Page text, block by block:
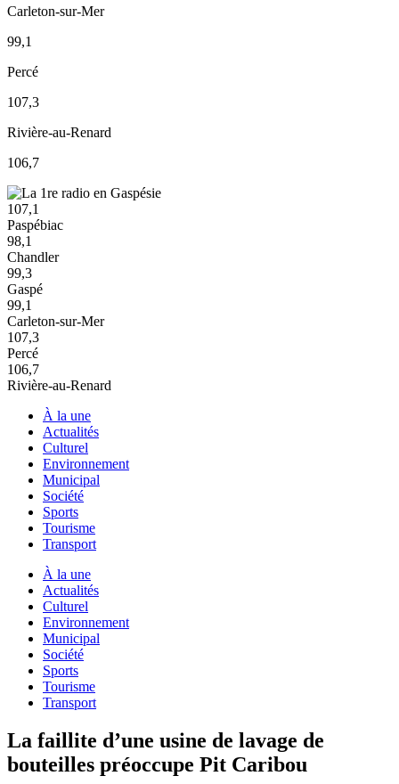
Carleton-sur-Mer
99,1
Percé
107,3
Rivière-au-Renard
106,7
107,1
Paspébiac
98,1
Chandler
99,3
Gaspé
99,1
Carleton-sur-Mer
107,3
Percé
106,7
Rivière-au-Renard
À la une
Actualités
Culturel
Environnement
Municipal
Société
Sports
Tourisme
Transport
À la une
Actualités
Culturel
Environnement
Municipal
Société
Sports
Tourisme
Transport
La faillite d’une usine de lavage de
bouteilles préoccupe Pit Caribou